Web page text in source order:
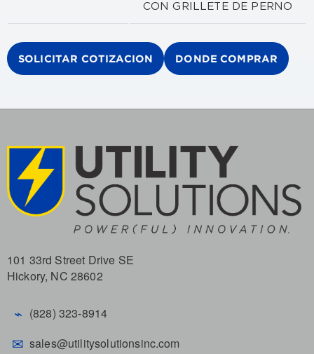
CON GRILLETE DE PERNO
SOLICITAR COTIZACION DONDE COMPRAR
101 33rd Street Drive SE
Hickory, NC 28602
⌁ (828) 323-8914
✉ sales@utilitysolutionsinc.com